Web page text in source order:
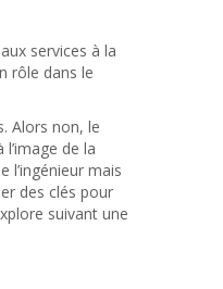
services à la
rôle dans le
Alors non, le
de la
l’ingénieur mais
des clés pour
suivant une